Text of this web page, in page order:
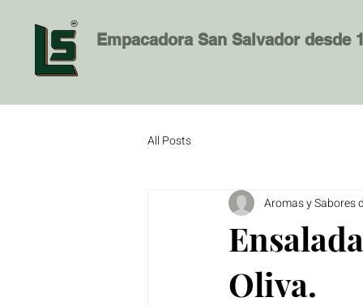
Empacadora San Salvador desde
All Posts
Oliva.
Aromas y Sabores